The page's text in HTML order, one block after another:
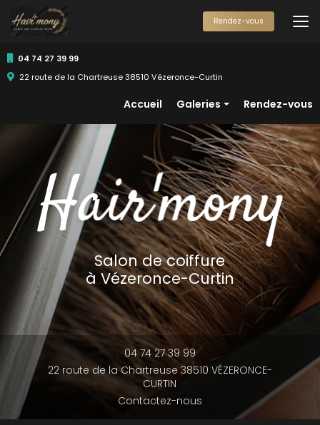
au
contenu
04 74 27 39 99
22 route de la Chartreuse 38510 Vézeronce-Curtin
Accueil
Galeries
Femmes
Hommes
Enfants
Rendez-vous
Rendez-vous
Salon de coiffure
à Vézeronce-Curtin
04 74 27 39 99
22 route de la Chartreuse 38510 VÉZERONCE-
CURTIN
Contactez-nous